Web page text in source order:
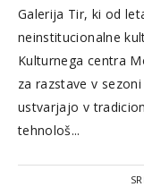
Galerija Tir, ki od
neinstitucionalne
Kulturnega centra
za razstave v
ustvarjajo v
tehnološ...